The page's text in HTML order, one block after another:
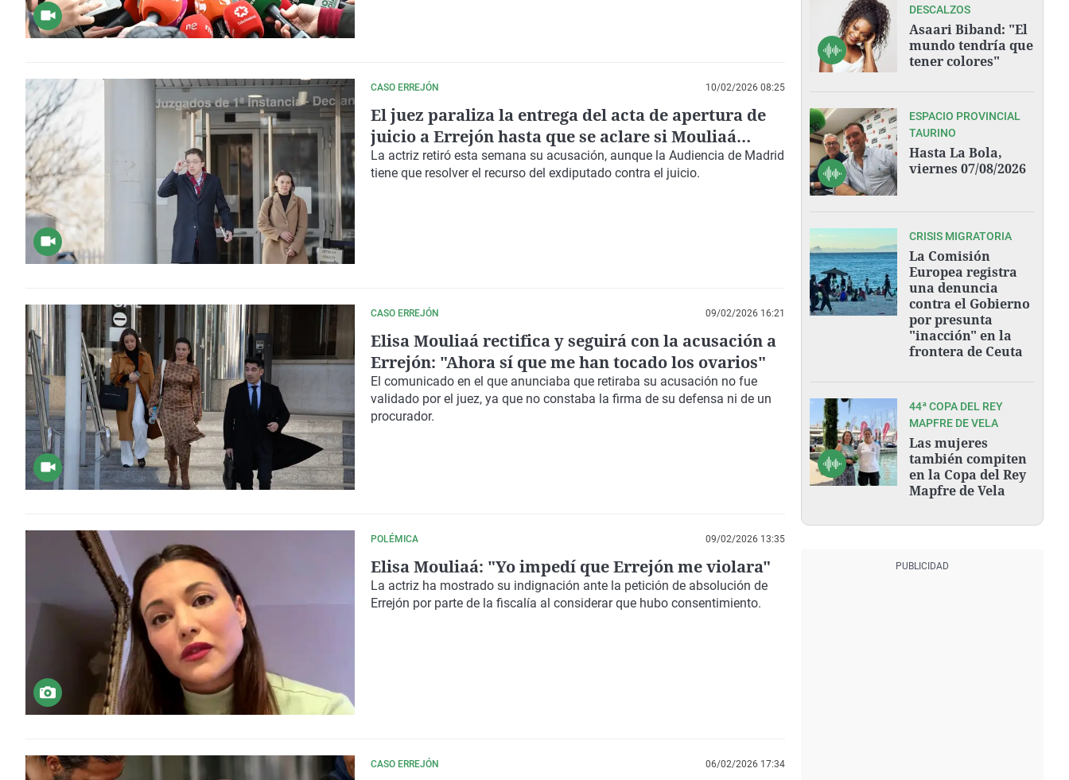
CASO ERREJÓN 10/02/2026 08:25
El juez paraliza la entrega del acta de apertura de
juicio a Errejón hasta que se aclare si Mouliaá
renunció a acusarle
La actriz retiró esta semana su acusación, aunque la Audiencia de Madrid
tiene que resolver el recurso del exdiputado contra el juicio.
CASO ERREJÓN 09/02/2026 16:21
Elisa Mouliaá rectifica y seguirá con la acusación a
Errejón: "Ahora sí que me han tocado los ovarios"
El comunicado en el que anunciaba que retiraba su acusación no fue
validado por el juez, ya que no constaba la firma de su defensa ni de un
procurador.
POLÉMICA 09/02/2026 13:35
Elisa Mouliaá: "Yo impedí que Errejón me violara"
La actriz ha mostrado su indignación ante la petición de absolución de
Errejón por parte de la fiscalía al considerar que hubo consentimiento.
CASO ERREJÓN 06/02/2026 17:34
DESCALZOS
Asaari Biband: "El
mundo tendría que
tener colores"
ESPACIO PROVINCIAL
TAURINO
Hasta La Bola,
viernes 07/08/2026
CRISIS MIGRATORIA
La Comisión
Europea registra
una denuncia
contra el Gobierno
por presunta
"inacción" en la
frontera de Ceuta
44ª COPA DEL REY
MAPFRE DE VELA
Las mujeres
también compiten
en la Copa del Rey
Mapfre de Vela